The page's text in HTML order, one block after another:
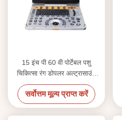
15 इंच पी 60 वी पोर्टेबल पशु
चिकित्सा रंग डोपलर अल्ट्रासाउंड
सिस्टम छोटे पशु क्लीनिकों के लिए
सर्वोत्तम मूल्य प्राप्त करें